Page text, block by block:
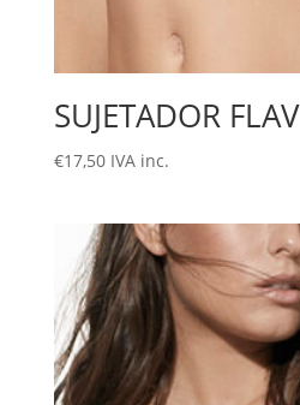
SUJETADOR
€17,50 IVA inc.